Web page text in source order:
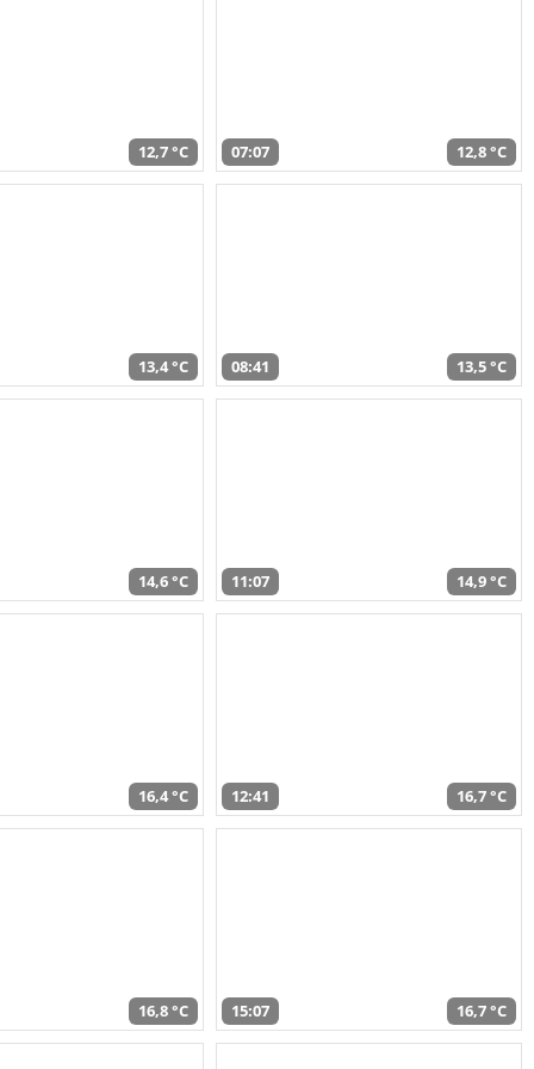
12,7 °C 07:07 12,8 °C
13,4 °C 08:41 13,5 °C
14,6 °C 11:07 14,9 °C
16,4 °C 12:41 16,7 °C
16,8 °C 15:07 16,7 °C